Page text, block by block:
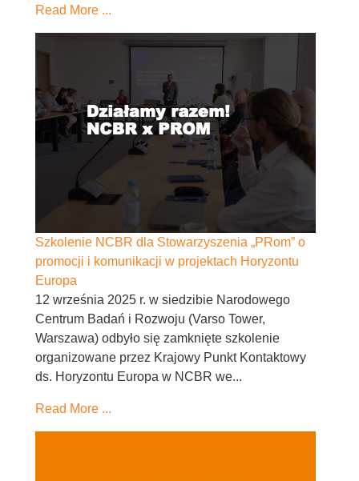
Read More ...
Szkolenie NCBR dla Stowarzyszenia „PRom” o
promocji i komunikacji w projektach Horyzontu
Europa
12 września 2025 r. w siedzibie Narodowego
Centrum Badań i Rozwoju (Varso Tower,
Warszawa) odbyło się zamknięte szkolenie
organizowane przez Krajowy Punkt Kontaktowy
ds. Horyzontu Europa w NCBR we...
Read More ...